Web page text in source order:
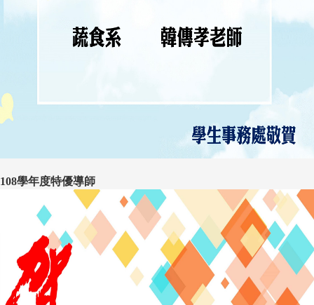
108學年度特優導師